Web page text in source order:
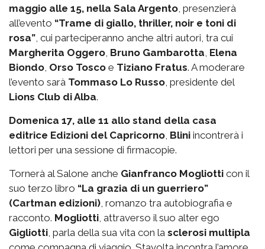
maggio alle 15, nella Sala Argento , presenzierà
all’evento “Trame di giallo, thriller, noir e toni di
rosa” , cui parteciperanno anche altri autori, tra cui
Margherita Oggero Bruno Gambarotta Elena
Biondo Orso Tosco e Tiziano Fratus. A moderare
l’evento sarà Tommaso Lo Russo , presidente del
Lions Club di Alba.
Domenica 17, alle 11 allo stand della casa
editrice Edizioni del Capricorno Blini incontrerà i
lettori per una sessione di firmacopie.
Tornerà al Salone anche Gianfranco Mogliotti con il
suo terzo libro “La grazia di un guerriero”
(Cartman edizioni) , romanzo tra autobiografia e
racconto. Mogliotti , attraverso il suo alter ego
Gigliotti , parla della sua vita con la sclerosi multipla